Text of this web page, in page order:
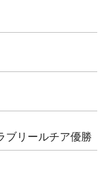
ブリールチア優勝